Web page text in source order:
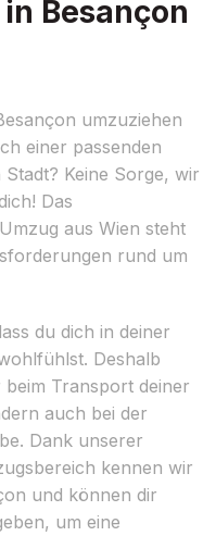
Besançon
umzuziehen
einer passenden
Keine Sorge, wir
Das
aus Wien steht
rund um
du dich in deiner
Deshalb
Transport deiner
auch bei der
Dank unserer
kennen wir
und können dir
um eine